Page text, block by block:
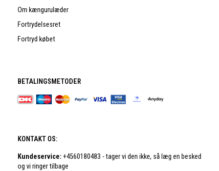
Om kængurulæder
Fortrydelsesret
Fortryd købet
BETALINGSMETODER
KONTAKT OS:
Kundeservice: +4560180483 - tager vi den ikke, så læg en besked
og vi ringer tilbage